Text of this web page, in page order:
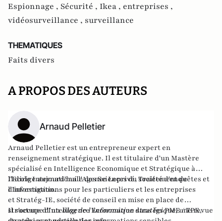
Espionnage , Sécurité , Ikea , entreprises ,
vidéosurveillance , surveillance
THEMATIQUES
Faits divers
A PROPOS DES AUTEURS
Arnaud Pelletier
Arnaud Pelletier est un entrepreneur expert en
renseignement stratégique. Il est titulaire d'un Mastère
spécialisé en Intelligence Economique et Stratégique à
l'Ecole Internationale des Sciences du Traitement de
l'Information.
Il dirige aujourd'huil'Agence Leprivé, société d'enquêtes et
d'investigations pour les particuliers et les entreprises
etStratég-IE, société de conseil en mise en place de
structure d'Intelligence Economique dans les PME / TPE,
Il s'occupe d’unblog de l’information stratégique, une revue